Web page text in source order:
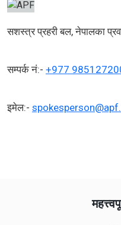
सशस्त्र प्रहरी बल, नेपालका
सम्पर्क नं:- +977
इमेल:-